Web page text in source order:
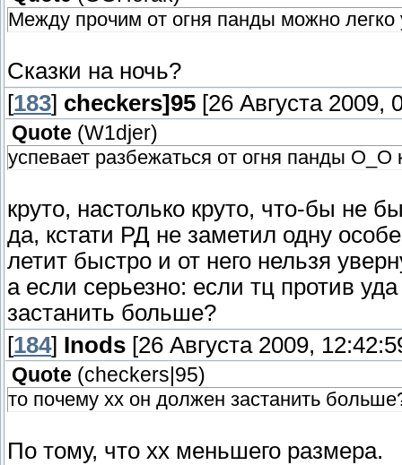
Между прочим от огня панды можно легко
Сказки на ночь?
[183] checkers]95 [26 Августа 2009,
Quote (W1djer)
успевает разбежаться от огня панды О_О
круто, настолько круто, что-бы не
да, кстати РД не заметил одну
летит быстро и от него нельзя
а если серьезно: если тц против
застанить больше?
[184] Inods [26 Августа 2009,
Quote (checkers|95)
то почему хх он должен застанить
По тому, что хх меньшего размера.